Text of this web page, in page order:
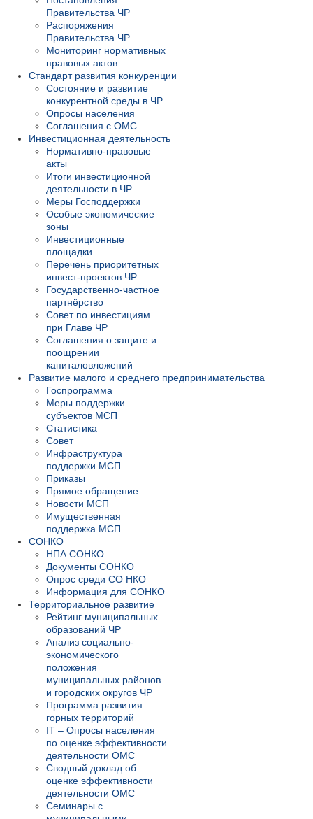
Правительства ЧР
Распоряжения
Правительства ЧР
Мониторинг нормативных
правовых актов
Стандарт развития конкуренции
Состояние и развитие
конкурентной среды в ЧР
Опросы населения
Соглашения с ОМС
Инвестиционная деятельность
Нормативно-правовые
акты
Итоги инвестиционной
деятельности в ЧР
Меры Господдержки
Особые экономические
зоны
Инвестиционные
площадки
Перечень приоритетных
инвест-проектов ЧР
Государственно-частное
партнёрство
Совет по инвестициям
при Главе ЧР
Соглашения о защите и
поощрении
капиталовложений
Развитие малого и среднего предпринимательства
Госпрограмма
Меры поддержки
субъектов МСП
Статистика
Совет
Инфраструктура
поддержки МСП
Приказы
Прямое обращение
Новости МСП
Имущественная
поддержка МСП
СОНКО
НПА СОНКО
Документы СОНКО
Опрос среди СО НКО
Информация для СОНКО
Территориальное развитие
Рейтинг муниципальных
образований ЧР
Анализ социально-
экономического
положения
муниципальных районов
и городских округов ЧР
Программа развития
горных территорий
IT – Опросы населения
по оценке эффективности
деятельности ОМС
Сводный доклад об
оценке эффективности
деятельности ОМС
Семинары с